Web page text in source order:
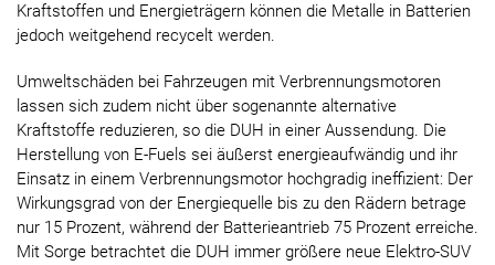
Kraftstoffen und Energieträgern können die Metalle in Batterien
jedoch weitgehend recycelt werden.
Umweltschäden bei Fahrzeugen mit Verbrennungsmotoren
lassen sich zudem nicht über sogenannte alternative
Kraftstoffe reduzieren, so die DUH in einer Aussendung. Die
Herstellung von E-Fuels sei äußerst energieaufwändig und ihr
Einsatz in einem Verbrennungsmotor hochgradig ineffizient: Der
Wirkungsgrad von der Energiequelle bis zu den Rädern betrage
nur 15 Prozent, während der Batterieantrieb 75 Prozent erreiche.
Mit Sorge betrachtet die DUH immer größere neue Elektro-SUV